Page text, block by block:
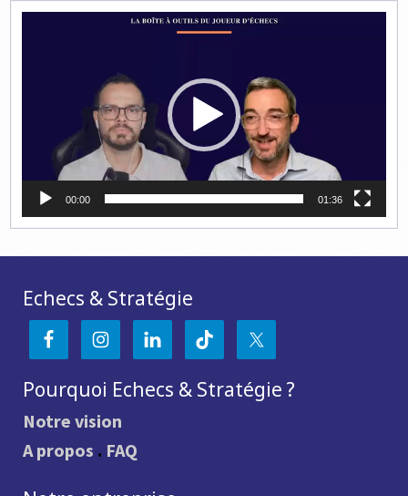
00:00 01:36
Echecs & Stratégie
Pourquoi Echecs & Stratégie ?
Notre vision
A propos . FAQ